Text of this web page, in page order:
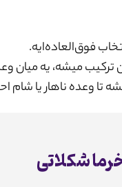
فوق‌العاده‌ایه.
میشه، یه میان
تا وعده ناهار یا
شکلاتی